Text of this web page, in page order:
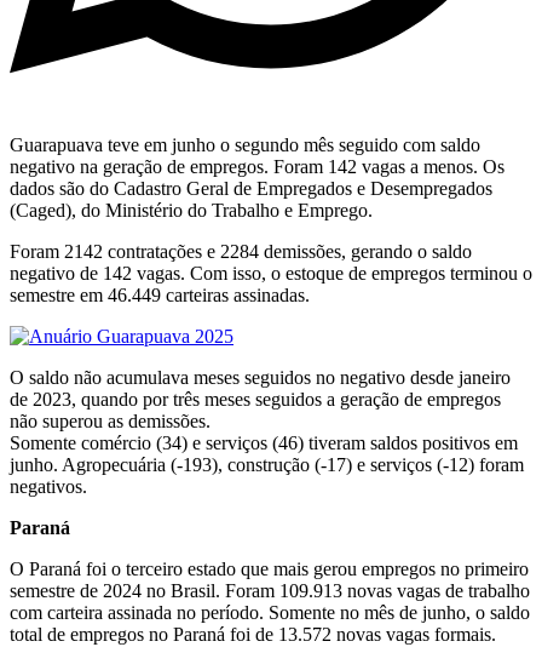
Guarapuava teve em junho o segundo mês seguido com saldo
negativo na geração de empregos. Foram 142 vagas a menos. Os
dados são do Cadastro Geral de Empregados e Desempregados
(Caged), do Ministério do Trabalho e Emprego.
Foram 2142 contratações e 2284 demissões, gerando o saldo
negativo de 142 vagas. Com isso, o estoque de empregos terminou o
semestre em 46.449 carteiras assinadas.
O saldo não acumulava meses seguidos no negativo desde janeiro
de 2023, quando por três meses seguidos a geração de empregos
não superou as demissões.
Somente comércio (34) e serviços (46) tiveram saldos positivos em
junho. Agropecuária (-193), construção (-17) e serviços (-12) foram
negativos.
Paraná
O Paraná foi o terceiro estado que mais gerou empregos no primeiro
semestre de 2024 no Brasil. Foram 109.913 novas vagas de trabalho
com carteira assinada no período. Somente no mês de junho, o saldo
total de empregos no Paraná foi de 13.572 novas vagas formais.